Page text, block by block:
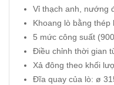
Vỉ thạch anh, nướng
Khoang lò bằng thép
5 mức công suất
Điều chỉnh thời gian
Xả đông theo khối
Đĩa quay của lò: ø